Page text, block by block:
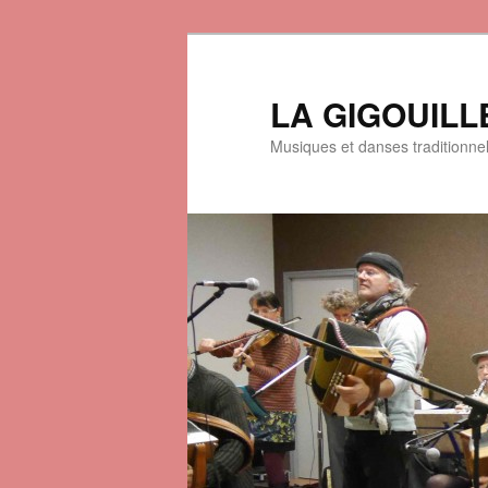
LA
Musiques et danses